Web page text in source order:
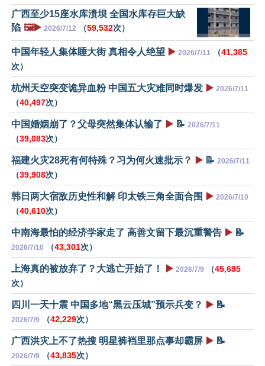
广西至少15座水库溃坝 全国水库存巨大缺
陷 🖼️▶️ 2026/7/12 （59,532次）
中国年轻人集体睡大街 真相令人绝望 ▶️ 2026/7/11 （41,385
次）
杭州天空突变诡异血粉 中国五大灾难同时爆发 ▶️ 2026/7/11
（40,497次）
中国婚姻崩了？父母突然集体认输了 ▶️ 📝 2026/7/11
（39,083次）
福建火灾28死有何特殊？习为何火速批示？ ▶️ 📝 2026/7/11
（39,908次）
韩日两大宿敌历史性和解 印太铁三角全面合围 ▶️ 2026/7/10
（40,610次）
中南海最怕的经济学家走了 高善文留下最沉重警告 ▶️ 📝
2026/7/10 （43,301次）
上海真的被放弃了？大逃亡开始了！ ▶️ 2026/7/9 （45,695
次）
四川一天十震 中国多地“黑云压城”预示兵变？ ▶️ 📝
2026/7/9 （42,229次）
广西洪灾上不了热搜 明星裤裆里那点事却霸屏 ▶️ 📝
2026/7/9 （43,835次）